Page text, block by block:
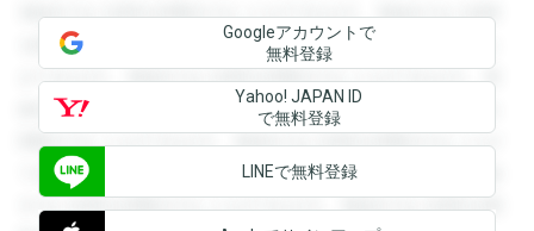
登録すると回答を閲覧することができます。登録すると回答
を閲覧することができます。登録すると回答を閲覧すること
ができます。登録すると回答を閲覧することができます。登
録すると回答を閲覧することができます。登録すると回答を
閲覧することができます。登録すると回答を閲覧することが
できます。登録すると回答を閲覧することができます。登録
すると回答を閲覧することができます。登録すると回答を閲
Googleアカウントで
無料登録
Yahoo! JAPAN ID
で無料登録
LINEで無料登録